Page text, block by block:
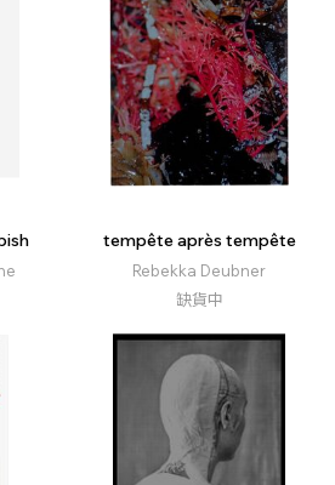
tempête après tempête
Rebekka Deubner
缺貨中